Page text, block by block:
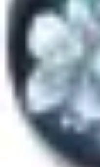
Astuces du Quotidien
Économie domestique
Cuisine
Astuces du Quotidien